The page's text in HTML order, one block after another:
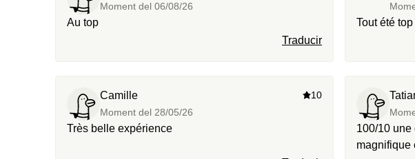
Moment del 06/08/26
Au top
Traducir
Tout été top
Camille
Moment del 28/05/26
10
Très belle expérience
100/10
magnifique